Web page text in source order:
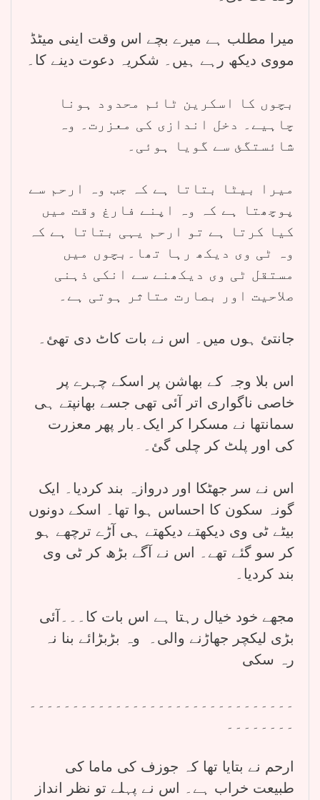
میرا مطلب ہے میرے بچے اس وقت اینی میٹڈ
مووی دیکھ رہے ہیں۔ شکریہ دعوت دینے کا۔
بچوں کا اسکرین ٹائم محدود ہونا
چاہیے۔ دخل اندازی کی معزرت۔ وہ
شائستگئ سے گویا ہوئی۔
میرا بیٹا بتاتا ہے کہ جب وہ ارحم سے
پوچھتا ہے کہ وہ اپنے فارغ وقت میں
کیا کرتا ہے تو ارحم یہی بتاتا ہے کہ
وہ ٹی وی دیکھ رہا تھا۔بچوں میں
مستقل ٹی وی دیکھنے سے انکی ذہنی
صلاحیت اور بصارت متاثر ہوتی ہے۔
جانتئ ہوں میں۔ اس نے بات کاٹ دی تھئ۔
اس بلا وجہ کے بھاشن پر اسکے چہرے پر
خاصی ناگواری اتر آئی تھی جسے بھانپتے ہی
سمانتھا نے مسکرا کر ایک۔بار پھر معزرت
کی اور پلٹ کر چلی گئ۔
اس نے سر جھٹکا اور دروازہ بند کردیا۔ ایک
گونہ سکون کا احساس ہوا تھا۔ اسکے دونوں
بیٹے ٹی وی دیکھتے دیکھتے ہی آڑے ترچھے ہو
کر سو گئے تھے۔ اس نے آگے بڑھ کر ٹی وی
بند کردیا۔
مجھے خود خیال رہتا ہے اس بات کا۔۔۔آئی
بڑی لیکچر جھاڑنے والی۔ وہ بڑبڑائے بنا نہ
رہ سکی
۔۔۔۔۔۔۔۔۔۔۔۔۔۔۔۔۔۔۔۔۔۔۔۔۔۔۔۔۔۔۔
۔۔۔۔۔۔۔۔
ارحم نے بتایا تھا کہ جوزف کی ماما کی
طبیعت خراب ہے۔ اس نے پہلے تو نظر انداز